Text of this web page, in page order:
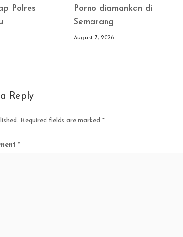
Polres
Porno diamankan di
Semarang
August 7, 2026
Reply
Required fields are marked *
*